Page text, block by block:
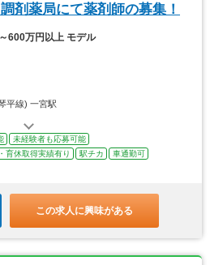
剤薬局にて薬剤師の募集！
600万円以上 モデル
平線) 一宮駅
未経験者も応募可能
育休取得実績有り 駅チカ
車通勤可
この求人に興味がある